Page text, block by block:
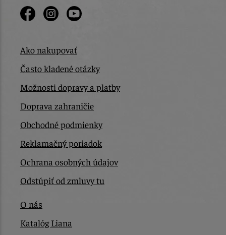
Ako nakupovať
Často kladené otázky
Možnosti dopravy a platby
Doprava zahraničie
Obchodné podmienky
Reklamačný poriadok
Ochrana osobných údajov
Odstúpiť od zmluvy tu
O nás
Katalóg Liana